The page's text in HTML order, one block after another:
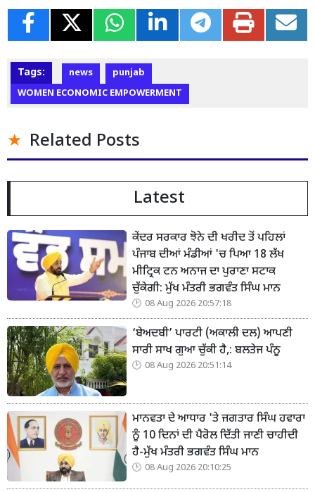
Tags: news
punjab
WOMEN ECONOMIC EMPOWERMENT
Related Posts
Latest
ਕੇਂਦਰ ਸਰਕਾਰ ਝੋਨੇ ਦੀ ਖਰੀਦ ਤੋਂ ਪਹਿਲਾਂ
ਪੰਜਾਬ ਦੀਆਂ ਮੰਡੀਆਂ 'ਚ ਪਿਆ 18 ਲੱਖ
ਮੀਟ੍ਰਿਕ ਟਨ ਅਨਾਜ ਦਾ ਪੁਰਾਣਾ ਸਟਾਕ
ਚੁੱਕੇਗੀ: ਮੁੱਖ ਮੰਤਰੀ ਭਗਵੰਤ ਸਿੰਘ ਮਾਨ
08 Aug 2026 20:57:18
‘ਬੇਅਦਬੀ’ ਪਾਰਟੀ (ਅਕਾਲੀ ਦਲ) ਆਪਣੀ
ਸਾਰੀ ਸਾਖ ਗੁਆ ਚੁੱਕੀ ਹੈ,: ਬਲਤੇਜ ਪੰਨੂ
08 Aug 2026 20:51:14
ਮਾਨਵਤਾ ਦੇ ਆਧਾਰ 'ਤੇ ਜਗਤਾਰ ਸਿੰਘ ਹਵਾਰਾ
ਨੂੰ 10 ਦਿਨਾਂ ਦੀ ਪੈਰੋਲ ਦਿੱਤੀ ਜਾਣੀ ਚਾਹੀਦੀ
ਹੈ-ਮੁੱਖ ਮੰਤਰੀ ਭਗਵੰਤ ਸਿੰਘ ਮਾਨ
08 Aug 2026 20:10:25